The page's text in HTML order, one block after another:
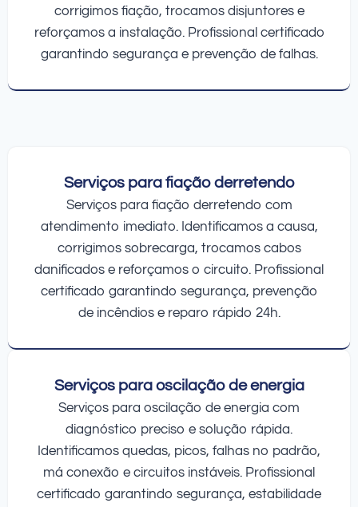
corrigimos fiação, trocamos disjuntores e
reforçamos a instalação. Profissional certificado
garantindo segurança e prevenção de falhas.
Serviços para fiação derretendo
Serviços para fiação derretendo com
atendimento imediato. Identificamos a causa,
corrigimos sobrecarga, trocamos cabos
danificados e reforçamos o circuito. Profissional
certificado garantindo segurança, prevenção
de incêndios e reparo rápido 24h.
Serviços para oscilação de energia
Serviços para oscilação de energia com
diagnóstico preciso e solução rápida.
Identificamos quedas, picos, falhas no padrão,
má conexão e circuitos instáveis. Profissional
certificado garantindo segurança, estabilidade